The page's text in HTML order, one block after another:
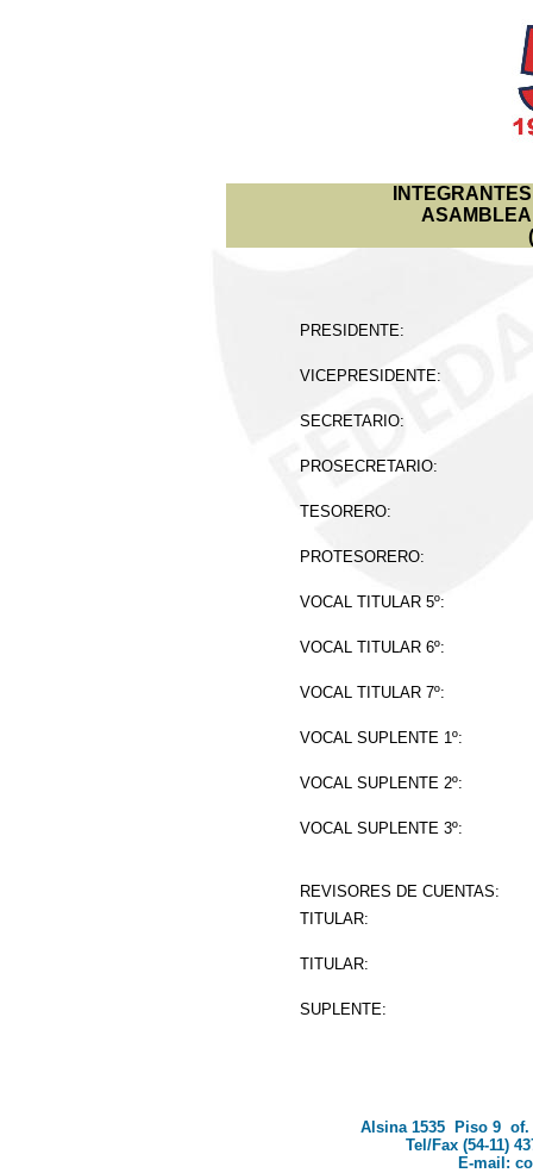
PRESIDENTE:
VICEPRESIDENTE:
SECRETARIO:
PROSECRETARIO:
TESORERO:
PROTESORERO:
VOCAL TITULAR 5º:
VOCAL TITULAR 6º:
VOCAL TITULAR 7º:
VOCAL SUPLENTE 1º:
VOCAL SUPLENTE 2º:
VOCAL SUPLENTE 3º:
REVISORES DE CUENTAS:
TITULAR:
TITULAR:
SUPLENTE:
Alsina 1535 Piso 9 of.
Tel/Fax (54-11)
E-mail: